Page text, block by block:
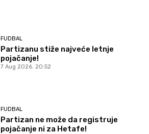
FUDBAL
Partizanu stiže najveće letnje
pojačanje!
7 Aug 2026. 20:52
FUDBAL
Partizan ne može da registruje
pojačanje ni za Hetafe!